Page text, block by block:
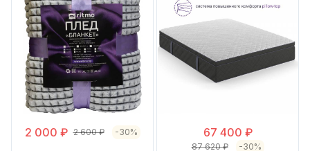
2 000 ₽ 2 600 ₽ -30% 67 400 ₽
87 620 ₽ -30%